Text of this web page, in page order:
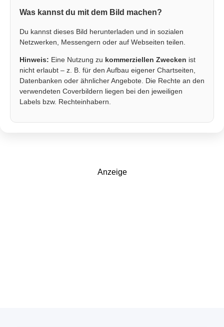
Was kannst du mit dem Bild machen?
Du kannst dieses Bild herunterladen und in sozialen
Netzwerken, Messengern oder auf Webseiten teilen.
Hinweis: Eine Nutzung zu kommerziellen Zwecken ist
nicht erlaubt – z. B. für den Aufbau eigener Chartseiten,
Datenbanken oder ähnlicher Angebote. Die Rechte an den
verwendeten Coverbildern liegen bei den jeweiligen
Labels bzw. Rechteinhabern.
Anzeige